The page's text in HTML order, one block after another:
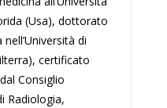
(Usa), dottorato
di
certificato
Consiglio
Radiologia,